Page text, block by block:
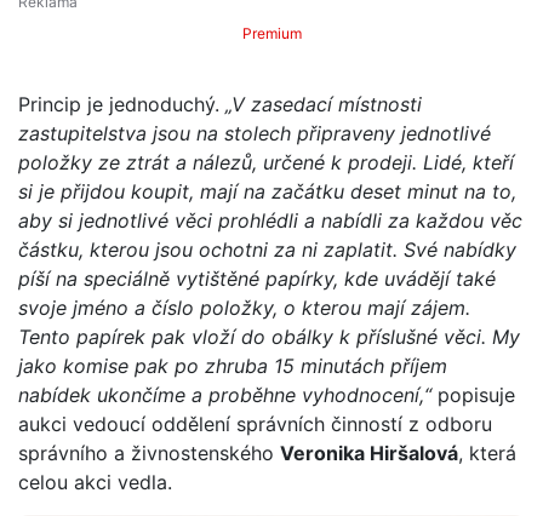
Premium
Princip je jednoduchý. „V zasedací místnosti
zastupitelstva jsou na stolech připraveny jednotlivé
položky ze ztrát a nálezů, určené k prodeji. Lidé, kteří
si je přijdou koupit, mají na začátku deset minut na to,
aby si jednotlivé věci prohlédli a nabídli za každou věc
částku, kterou jsou ochotni za ni zaplatit. Své nabídky
píší na speciálně vytištěné papírky, kde uvádějí také
svoje jméno a číslo položky, o kterou mají zájem.
Tento papírek pak vloží do obálky k příslušné věci. My
jako komise pak po zhruba 15 minutách příjem
nabídek ukončíme a proběhne vyhodnocení,“popisuje
aukci vedoucí oddělení správních činností z odboru
správního a živnostenského Veronika Hiršalová, která
celou akci vedla.